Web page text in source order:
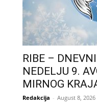
RIBE –
NEDELJU 9.
MIRNOG
Redakcija - August 8, 2026